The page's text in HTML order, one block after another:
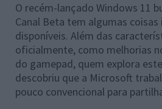
O recém-lançado Windows 11
Canal Beta tem algumas
disponíveis. Além das
oficialmente, como melhorias
do gamepad, quem explora
descobriu que a Microsoft
pouco convencional para